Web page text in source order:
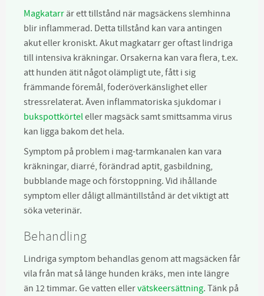
Magkatarr är ett tillstånd när magsäckens slemhinna
blir inflammerad. Detta tillstånd kan vara antingen
akut eller kroniskt. Akut magkatarr ger oftast lindriga
till intensiva kräkningar. Orsakerna kan vara flera, t.ex.
att hunden ätit något olämpligt ute, fått i sig
främmande föremål, foderöverkänslighet eller
stressrelaterat. Även inflammatoriska sjukdomar i
bukspottkörteleller magsäck samt smittsamma virus
kan ligga bakom det hela.
Symptom på problem i mag-tarmkanalen kan vara
kräkningar, diarré, förändrad aptit, gasbildning,
bubblande mage och förstoppning. Vid ihållande
symptom eller dåligt allmäntillstånd är det viktigt att
söka veterinär.
Behandling
Lindriga symptom behandlas genom att magsäcken får
vila från mat så länge hunden kräks, men inte längre
än 12 timmar. Ge vatten ellervätskeersättning. Tänk på